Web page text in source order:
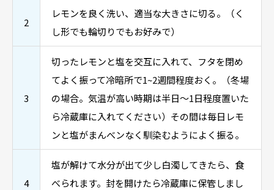
2
レモンを良く洗い、適当な大きさに切る。（く
し形でも輪切りでもお好みで）
3
切ったレモンと塩を交互に入れて、フタを閉め
てよく振って冷暗所で1~2週間程度おく。（冬場
の場合。気温が高い時期は半日～1日程度置いた
ら冷蔵庫に入れてください）その間は毎日レモ
ンと塩がまんべンなく馴染むようによく振る。
4
塩が解けて水分が出て少し白濁してきたら、食
べられます。封を開けたら冷蔵庫に保管しまし